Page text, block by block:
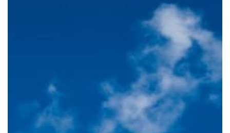
Se preferir, utilize o WhatsApp
WhatsApp WEB